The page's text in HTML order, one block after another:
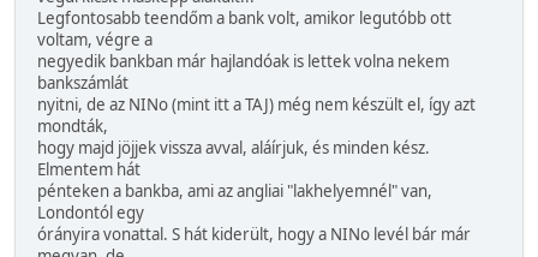
Legfontosabb teendőm a bank volt, amikor legutóbb ott
voltam, végre a
negyedik bankban már hajlandóak is lettek volna nekem
bankszámlát
nyitni, de az NINo (mint itt a TAJ) még nem készült el, így azt
mondták,
hogy majd jöjjek vissza avval, aláírjuk, és minden kész.
Elmentem hát
pénteken a bankba, ami az angliai "lakhelyemnél" van,
Londontól egy
órányira vonattal. S hát kiderült, hogy a NINo levél bár már